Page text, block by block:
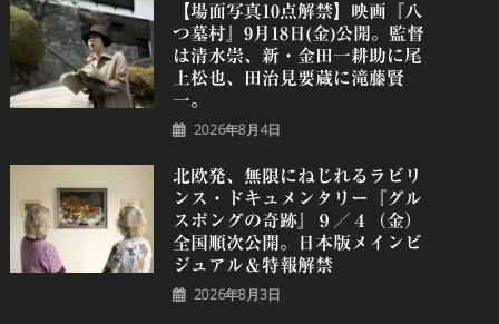
【場面写真10点解禁】映画『八
つ墓村』9月18日(金)公開。監督
は清水崇、新・金田一耕助に尾
上松也、田治見要蔵に滝藤賢
一。
2026年8月4日
北欧発、無限にねじれるラビリ
ンス・ドキュメンタリー『グル
スポングの奇跡』９／４（金）
全国順次公開。日本版メインビ
ジュアル＆特報解禁
2026年8月3日